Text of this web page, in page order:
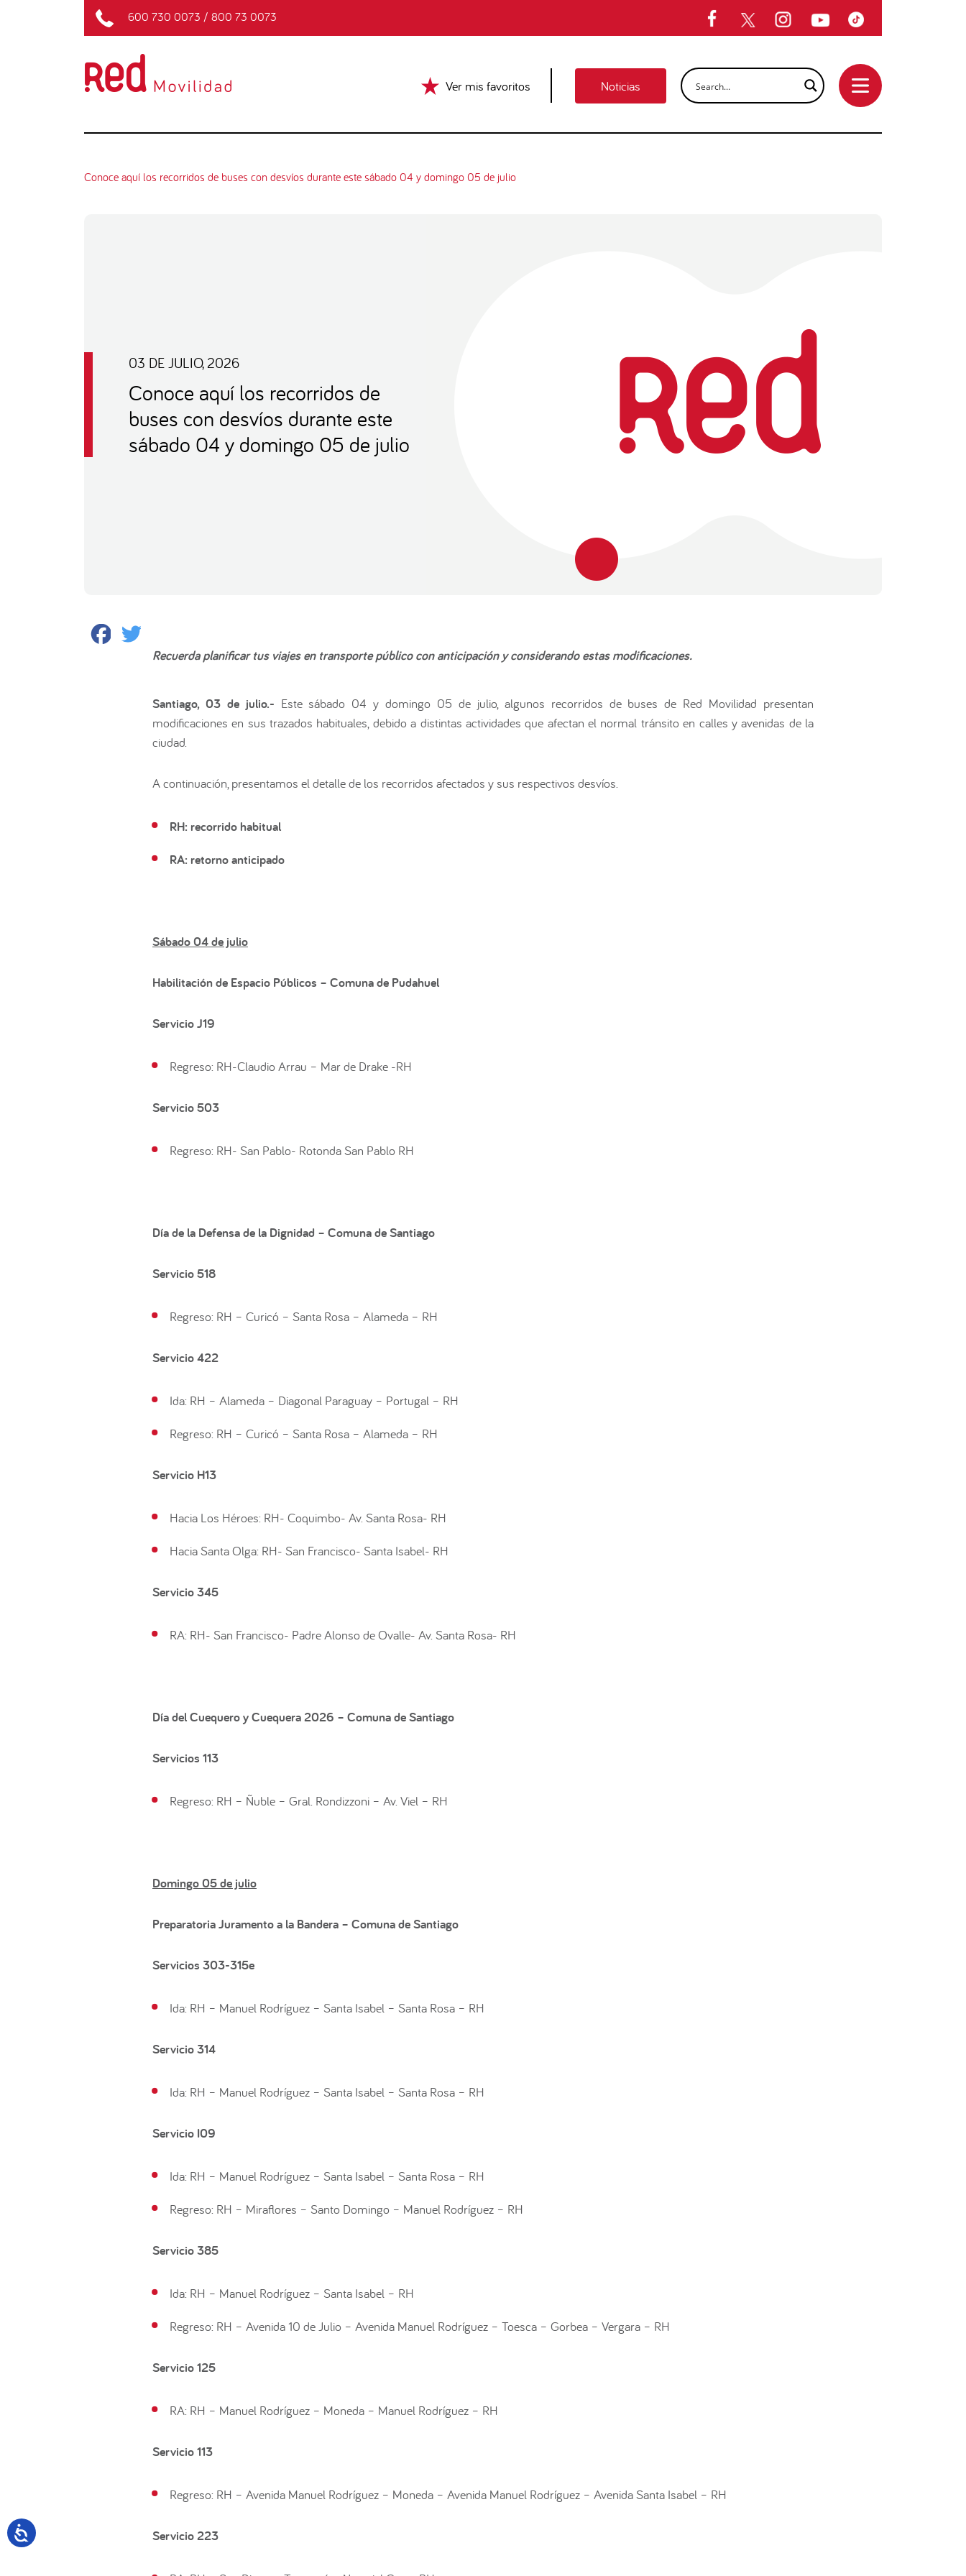
600 730 0073 / 800 73 0073
Ver mis favoritos Noticias
Conoce aquí los recorridos de buses con desvíos durante este sábado 04 y domingo 05 de julio
03 DE JULIO, 2026
Conoce aquí los recorridos de
buses con desvíos durante este
sábado 04 y domingo 05 de julio
Facebook
Recuerda planificar tus viajes en transporte público con anticipación y considerando estas modificaciones.
Santiago, 03 de julio.- Este sábado 04 y domingo 05 de julio, algunos recorridos de buses de Red Movilidad presentan
modificaciones en sus trazados habituales, debido a distintas actividades que afectan el normal tránsito en calles y avenidas de la
ciudad.
A continuación, presentamos el detalle de los recorridos afectados y sus respectivos desvíos.
RH: recorrido habitual
RA: retorno anticipado
Sábado 04 de julio
Habilitación de Espacio Públicos – Comuna de Pudahuel
Servicio J19
Regreso: RH-Claudio Arrau – Mar de Drake -RH
Servicio 503
Regreso: RH- San Pablo- Rotonda San Pablo RH
Día de la Defensa de la Dignidad – Comuna de Santiago
Servicio 518
Regreso: RH – Curicó – Santa Rosa – Alameda – RH
Servicio 422
Ida: RH – Alameda – Diagonal Paraguay – Portugal – RH
Regreso: RH – Curicó – Santa Rosa – Alameda – RH
Servicio H13
Hacia Los Héroes: RH- Coquimbo- Av. Santa Rosa- RH
Hacia Santa Olga: RH- San Francisco- Santa Isabel- RH
Servicio 345
RA: RH- San Francisco- Padre Alonso de Ovalle- Av. Santa Rosa- RH
Día del Cuequero y Cuequera 2026 – Comuna de Santiago
Servicios 113
Regreso: RH – Ñuble – Gral. Rondizzoni – Av. Viel – RH
Domingo 05 de julio
Preparatoria Juramento a la Bandera – Comuna de Santiago
Servicios 303-315e
Ida: RH – Manuel Rodríguez – Santa Isabel – Santa Rosa – RH
Servicio 314
Ida: RH – Manuel Rodríguez – Santa Isabel – Santa Rosa – RH
Servicio I09
Ida: RH – Manuel Rodríguez – Santa Isabel – Santa Rosa – RH
Regreso: RH – Miraflores – Santo Domingo – Manuel Rodríguez – RH
Servicio 385
Ida: RH – Manuel Rodríguez – Santa Isabel – RH
Regreso: RH – Avenida 10 de Julio – Avenida Manuel Rodríguez – Toesca – Gorbea – Vergara – RH
Servicio 125
RA: RH – Manuel Rodríguez – Moneda – Manuel Rodríguez – RH
Servicio 113
Regreso: RH – Avenida Manuel Rodríguez – Moneda – Avenida Manuel Rodríguez – Avenida Santa Isabel – RH
Servicio 223